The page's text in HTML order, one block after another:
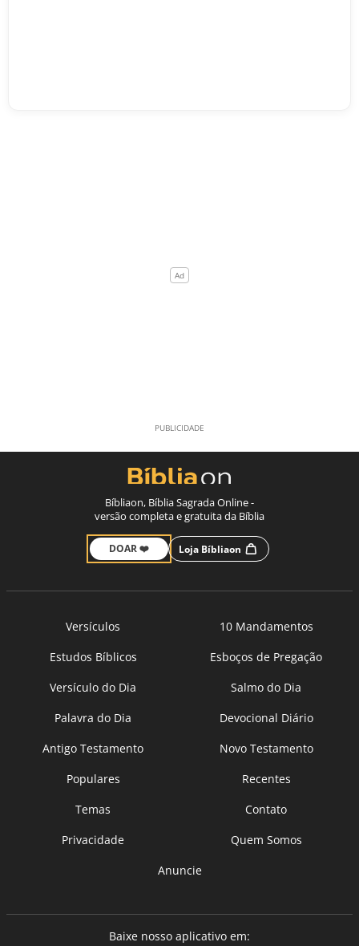
Bíbliaon, Bíblia Sagrada Online -
versão completa e gratuita da Bíblia
DOAR ❤️ Loja Bíbliaon
Versículos
10 Mandamentos
Estudos Bíblicos
Esboços de Pregação
Versículo do Dia
Salmo do Dia
Palavra do Dia
Devocional Diário
Antigo Testamento
Novo Testamento
Populares
Recentes
Temas
Contato
Privacidade
Quem Somos
Anuncie
Baixe nosso aplicativo em: